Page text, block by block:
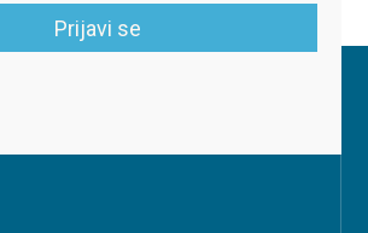
Prijavi se